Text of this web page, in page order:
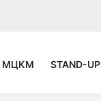
МЦКМ STAND-UP